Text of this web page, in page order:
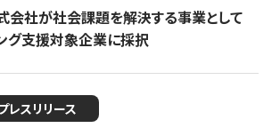
会社が社会課題を解決する事業として
グ支援対象企業に採択
レスリリース